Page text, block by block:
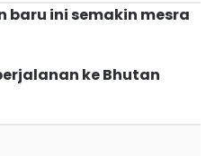
baru ini semakin mesra
ke Bhutan